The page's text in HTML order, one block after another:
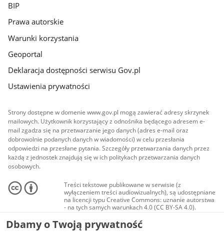
BIP
Prawa autorskie
Warunki korzystania
Geoportal
Deklaracja dostępności serwisu Gov.pl
Ustawienia prywatności
Strony dostępne w domenie www.gov.pl mogą zawierać adresy skrzynek
mailowych. Użytkownik korzystający z odnośnika będącego adresem e-
mail zgadza się na przetwarzanie jego danych (adres e-mail oraz
dobrowolnie podanych danych w wiadomości) w celu przesłania
odpowiedzi na przesłane pytania. Szczegóły przetwarzania danych przez
każdą z jednostek znajdują się w ich politykach przetwarzania danych
osobowych.
Treści tekstowe publikowane w serwisie (z
wyłączeniem treści audiowizualnych), są udostępniane
na licencji typu Creative Commons: uznanie autorstwa
- na tych samych warunkach 4.0 (CC BY-SA 4.0).
Materiały audiowizualne, w tym zdjęcia, materiały
audio i wideo, są udostępniane na licencji typu
Creative Commons: uznanie autorstwa użycie
Dbamy o Twoją prywatność